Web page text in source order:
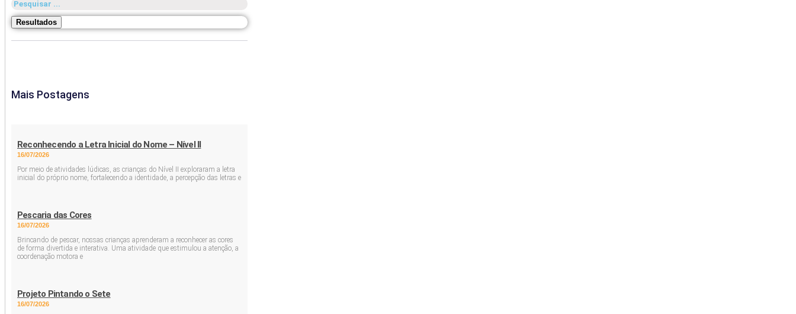
Pesquisar
...
Resultados
Mais Postagens
Reconhecendo a Letra Inicial do Nome – Nível II
16/07/2026
Por meio de atividades lúdicas, as crianças do Nível II exploraram a letra
inicial do próprio nome, fortalecendo a identidade, a percepção das letras e
Pescaria das Cores
16/07/2026
Brincando de pescar, nossas crianças aprenderam a reconhecer as cores
de forma divertida e interativa. Uma atividade que estimulou a atenção, a
coordenação motora e
Projeto Pintando o Sete
16/07/2026